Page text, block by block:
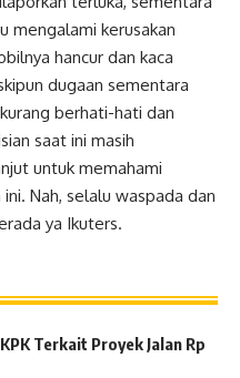
mengalami kerusakan
hancur dan kaca
dugaan sementara
berhati-hati dan
saat ini masih
untuk memahami
Nah, selalu waspada dan
ya Ikuters.
Terkait Proyek Jalan Rp